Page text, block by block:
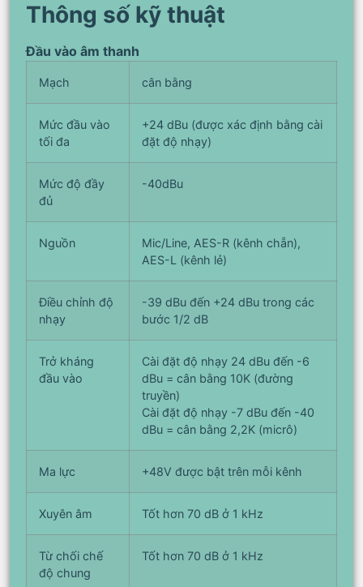
Thông số kỹ thuật
Đầu vào âm thanh
Mạch cân bằng
Mức đầu vào
tối đa
+24 dBu (được xác định bằng cài
đặt độ nhạy)
Mức độ đầy
đủ
-40dBu
Nguồn
Mic/Line, AES-R (kênh chẵn),
AES-L (kênh lẻ)
Điều chỉnh độ
nhạy
-39 dBu đến +24 dBu trong các
bước 1/2 dB
Trở kháng
đầu vào
Cài đặt độ nhạy 24 dBu đến -6
dBu = cân bằng 10K (đường
truyền)
Cài đặt độ nhạy -7 dBu đến -40
dBu = cân bằng 2,2K (micrô)
Ma lực +48V được bật trên mỗi kênh
Xuyên âm Tốt hơn 70 dB ở 1 kHz
Từ chối chế
độ chung
Tốt hơn 70 dB ở 1 kHz